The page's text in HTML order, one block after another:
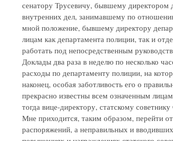
сенатору Трусевичу, бывшему
внутренних дел, занимавшему по
мной положение, бывшему директору
лицам как департамента полиции, так и
работать под непосредственным
Доклады два раза в неделю по несколько
расходы по департаменту полиции, на
наконец, особая заботливость его о
прекрасно известны всем означенным
тогда вице-директору, статскому
Мне приходится, таким образом, перейти
распоряжений, а неправильных и